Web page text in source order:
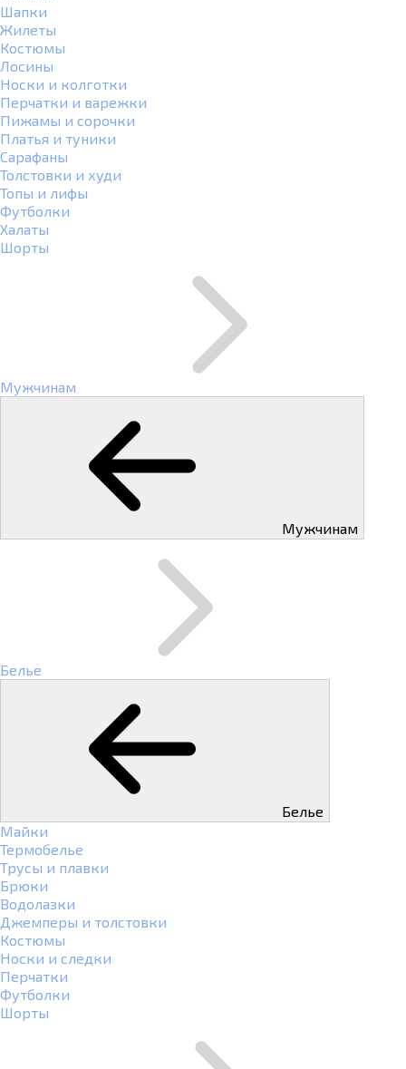
Шапки
Жилеты
Костюмы
Лосины
Носки и колготки
Перчатки и варежки
Пижамы и сорочки
Платья и туники
Сарафаны
Толстовки и худи
Топы и лифы
Футболки
Халаты
Шорты
Мужчинам
Мужчинам
Белье
Белье
Майки
Термобелье
Трусы и плавки
Брюки
Водолазки
Джемперы и толстовки
Костюмы
Носки и следки
Перчатки
Футболки
Шорты